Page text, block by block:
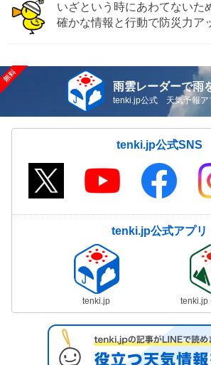
いざという時にあわてないた
確かな情報と行動で防災力ア
雨雲レーダーで雨
tenki.jp公式 天気予報ア
tenki.jp公式SNS
tenki.jp公式アプリ
tenki.jp tenki.jp